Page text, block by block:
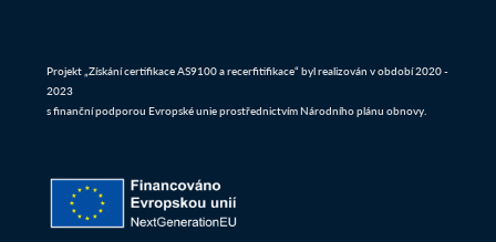
Projekt „Získání certifikace AS9100 a recerfitifikace“ byl realizován v období 2020 -
2023
s finanční podporou Evropské unie prostřednictvím Národního plánu obnovy.